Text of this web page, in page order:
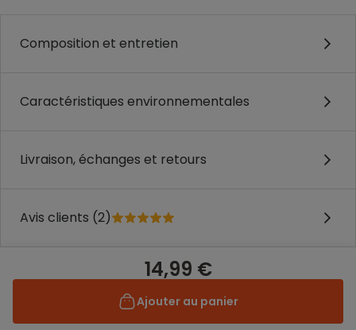
Composition et entretien
Caractéristiques environnementales
Livraison, échanges et retours
Avis clients (2)
14,99 €
Ajouter au panier